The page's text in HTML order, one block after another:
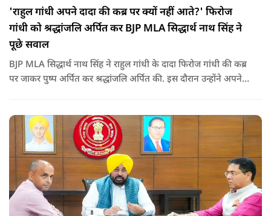
'राहुल गांधी अपने दादा की कब्र पर क्यों नहीं आते?' फिरोज
गांधी को श्रद्धांजलि अर्पित कर BJP MLA सिद्धार्थ नाथ सिंह ने
पूछे सवाल
BJP MLA सिद्धार्थ नाथ सिंह ने राहुल गांधी के दादा फिरोज गांधी की कब्र
पर जाकर पुष्प अर्पित कर श्रद्धांजलि अर्पित की. इस दौरान उन्होंने अपने
कि वह भविष्य में क्या करें.